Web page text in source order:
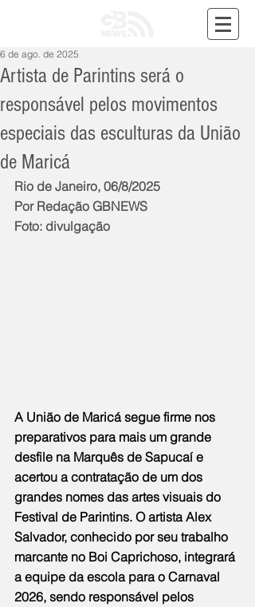
Artista de Parintins será o
responsável pelos movimentos
especiais das esculturas da União
de Maricá
6 de ago. de 2025
Rio de Janeiro, 06/8/2025
Por Redação GBNEWS
Foto: divulgação
A União de Maricá segue firme nos
preparativos para mais um grande
desfile na Marquês de Sapucaí e
acertou a contratação de um dos
grandes nomes das artes visuais do
Festival de Parintins. O artista Alex
Salvador, conhecido por seu trabalho
marcante no Boi Caprichoso, integrará
a equipe da escola para o Carnaval
2026, sendo responsável pelos